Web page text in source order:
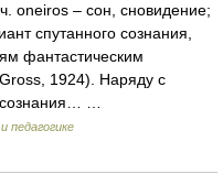
oneiros – сон, сновидение;
спутанного сознания,
фантастическим
1924). Наряду с
…
педагогике